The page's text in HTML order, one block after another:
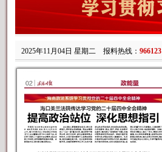
2025年11月04日 星期二 报料热线： 966123